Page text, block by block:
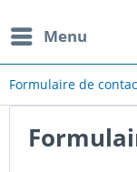
Menu
Formulaire de